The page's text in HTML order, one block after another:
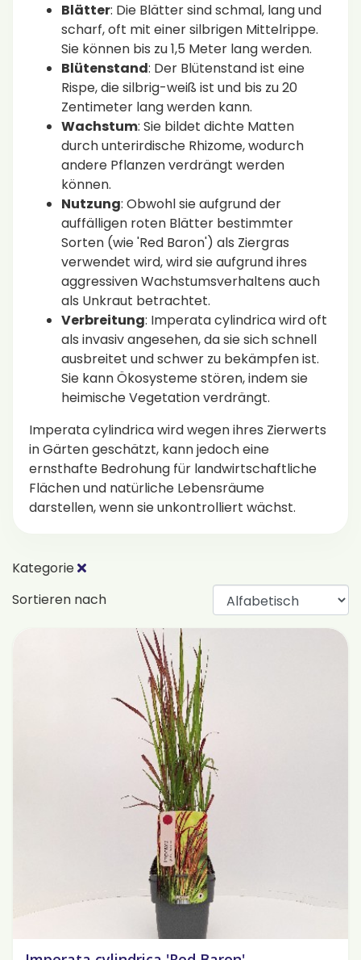
Blätter: Die Blätter sind schmal, lang und
scharf, oft mit einer silbrigen Mittelrippe.
Sie können bis zu 1,5 Meter lang werden.
Blütenstand: Der Blütenstand ist eine
Rispe, die silbrig-weiß ist und bis zu 20
Zentimeter lang werden kann.
Wachstum: Sie bildet dichte Matten
durch unterirdische Rhizome, wodurch
andere Pflanzen verdrängt werden
können.
Nutzung: Obwohl sie aufgrund der
auffälligen roten Blätter bestimmter
Sorten (wie 'Red Baron') als Ziergras
verwendet wird, wird sie aufgrund ihres
aggressiven Wachstumsverhaltens auch
als Unkraut betrachtet.
Verbreitung: Imperata cylindrica wird oft
als invasiv angesehen, da sie sich schnell
ausbreitet und schwer zu bekämpfen ist.
Sie kann Ökosysteme stören, indem sie
heimische Vegetation verdrängt.
Imperata cylindrica wird wegen ihres Zierwerts
in Gärten geschätzt, kann jedoch eine
ernsthafte Bedrohung für landwirtschaftliche
Flächen und natürliche Lebensräume
darstellen, wenn sie unkontrolliert wächst.
Kategorie
Sortieren nach